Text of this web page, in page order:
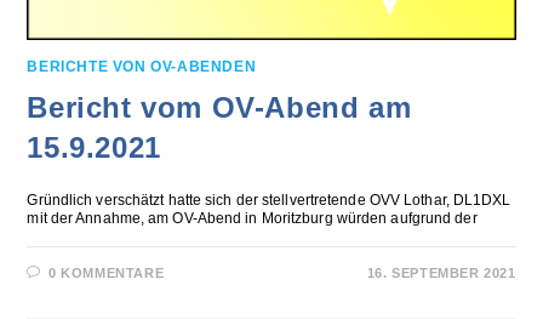
BERICHTE VON OV-ABENDEN
Bericht vom OV-Abend am
15.9.2021
Gründlich verschätzt hatte sich der stellvertretende OVV Lothar, DL1DXL
mit der Annahme, am OV-Abend in Moritzburg würden aufgrund der
0 KOMMENTARE 16. SEPTEMBER 2021